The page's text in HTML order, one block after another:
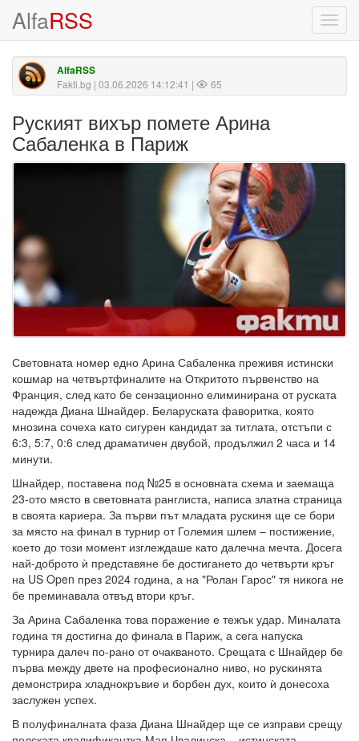
AlfaRSS
AlfaRSS
Fakti.bg | 03.06.2026 14:12:41 | 65
Руският вихър помете Арина
Сабаленка в Париж
Световната номер едно Арина Сабаленка преживя истински
кошмар на четвъртфиналите на Откритото първенство на
Франция, след като бе сензационно елиминирана от руската
надежда Диана Шнайдер. Беларуската фаворитка, която
мнозина сочеха като сигурен кандидат за титлата, отстъпи с
6:3, 5:7, 0:6 след драматичен двубой, продължил 2 часа и 14
минути.
Шнайдер, поставена под №25 в основната схема и заемаща
23-ото място в световната ранглиста, написа златна страница
в своята кариера. За първи път младата рускиня ще се бори
за място на финал в турнир от Големия шлем – постижение,
което до този момент изглеждаше като далечна мечта. Досега
най-доброто ѝ представяне бе достигането до четвърти кръг
на US Open през 2024 година, а на "Ролан Гарос" тя никога не
бе преминавала отвъд втори кръг.
За Арина Сабаленка това поражение е тежък удар. Миналата
година тя достигна до финала в Париж, а сега напуска
турнира далеч по-рано от очакваното. Срещата с Шнайдер бе
първа между двете на професионално ниво, но рускинята
демонстрира хладнокръвие и борбен дух, които ѝ донесоха
заслужен успех.
В полуфиналната фаза Диана Шнайдер ще се изправи срещу